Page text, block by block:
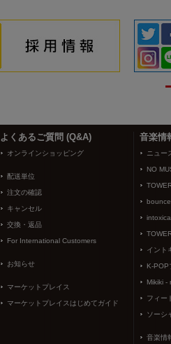
よくあるご質問 (Q&A)
オンラインショッピング
配送単位
注文の確認
キャンセル
交換・返品
For International Customers
お知らせ
マーケットプレイス
マーケットプレイスはじめてガイド
音楽情
ニュー
NO
bounce
イント
K-POP
Mikiki -
フィー
ソーシ
音楽情